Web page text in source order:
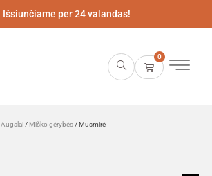
Išsiunčiame per 24 valandas!
0
Augalai / Miško gėrybės / Musmirė